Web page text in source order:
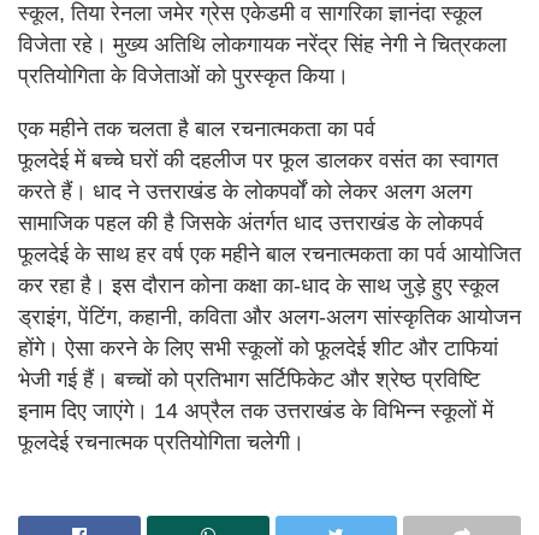
स्कूल, तिया रेनला जमेर ग्रेस एकेडमी व सागरिका ज्ञानंदा स्कूल
विजेता रहे। मुख्य अतिथि लोकगायक नरेंद्र सिंह नेगी ने चित्रकला
प्रतियोगिता के विजेताओं को पुरस्कृत किया।
एक महीने तक चलता है बाल रचनात्मकता का पर्व
फूलदेई में बच्चे घरों की दहलीज पर फूल डालकर वसंत का स्वागत
करते हैं। धाद ने उत्तराखंड के लोकपर्वों को लेकर अलग अलग
सामाजिक पहल की है जिसके अंतर्गत धाद उत्तराखंड के लोकपर्व
फूलदेई के साथ हर वर्ष एक महीने बाल रचनात्मकता का पर्व आयोजित
कर रहा है। इस दौरान कोना कक्षा का-धाद के साथ जुड़े हुए स्कूल
ड्राइंग, पेंटिंग, कहानी, कविता और अलग-अलग सांस्कृतिक आयोजन
होंगे। ऐसा करने के लिए सभी स्कूलों को फूलदेई शीट और टाफियां
भेजी गई हैं। बच्चों को प्रतिभाग सर्टिफिकेट और श्रेष्ठ प्रविष्टि
इनाम दिए जाएंगे। 14 अप्रैल तक उत्तराखंड के विभिन्न स्कूलों में
फूलदेई रचनात्मक प्रतियोगिता चलेगी।